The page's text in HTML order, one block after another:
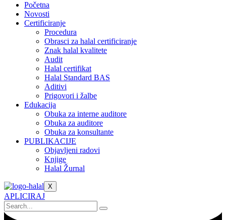
Početna
Novosti
Certificiranje
Procedura
Obrasci za halal certificiranje
Znak halal kvalitete
Audit
Halal certifikat
Halal Standard BAS
Aditivi
Prigovori i žalbe
Edukacija
Obuka za interne auditore
Obuka za auditore
Obuka za konsultante
PUBLIKACIJE
Objavljeni radovi
Knjige
Halal Žurnal
X
APLICIRAJ